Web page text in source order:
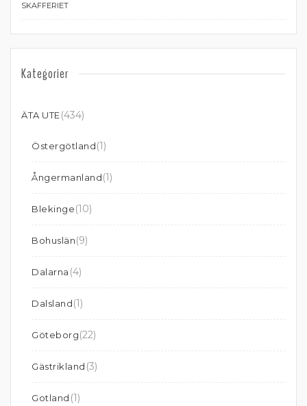
SKAFFERIET
Kategorier
ÄTA UTE(434)
Östergötland(1)
Ångermanland(1)
Blekinge(10)
Bohuslän(9)
Dalarna (4)
Dalsland(1)
Göteborg(22)
Gästrikland (3)
Gotland (1)